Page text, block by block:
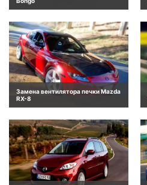
Замена вентилятора печки Mazda
RX-8